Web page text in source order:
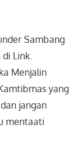
Sambang
Link.
Menjalin
yang
jangan
mentaati